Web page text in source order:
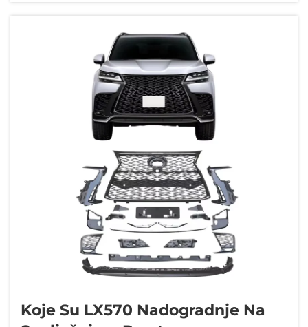
Koje Su LX570 Nadogradnje Na